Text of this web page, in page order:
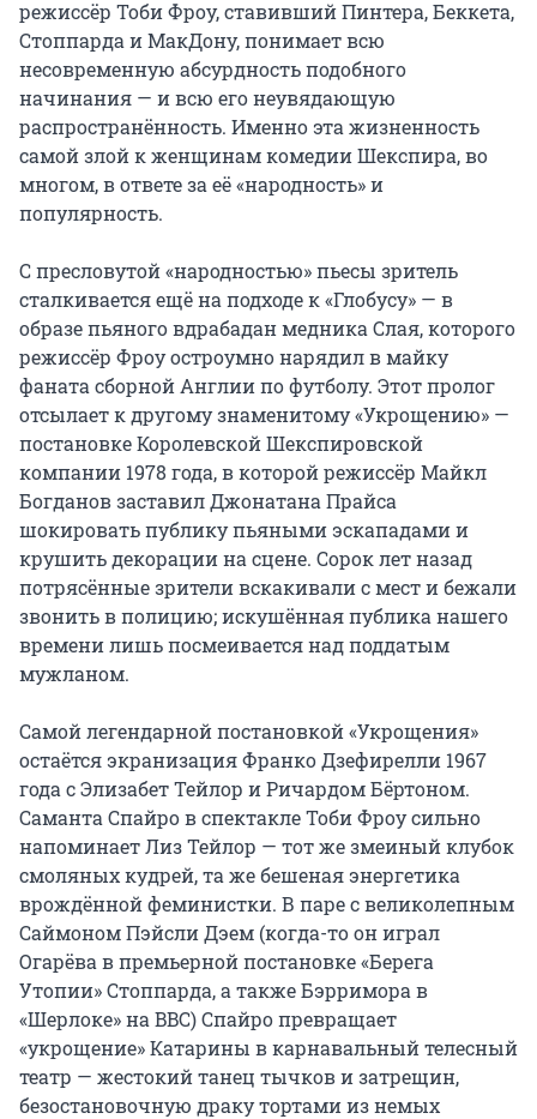
режиссёр Тоби Фроу, ставивший Пинтера, Беккета,
Стоппарда и МакДону, понимает всю
несовременную абсурдность подобного
начинания — и всю его неувядающую
распространённость. Именно эта жизненность
самой злой к женщинам комедии Шекспира, во
многом, в ответе за её «народность» и
популярность.
С пресловутой «народностью» пьесы зритель
сталкивается ещё на подходе к «Глобусу» — в
образе пьяного вдрабадан медника Слая, которого
режиссёр Фроу остроумно нарядил в майку
фаната сборной Англии по футболу. Этот пролог
отсылает к другому знаменитому «Укрощению» —
постановке Королевской Шекспировской
компании 1978 года, в которой режиссёр Майкл
Богданов заставил Джонатана Прайса
шокировать публику пьяными эскападами и
крушить декорации на сцене. Сорок лет назад
потрясённые зрители вскакивали с мест и бежали
звонить в полицию; искушённая публика нашего
времени лишь посмеивается над поддатым
мужланом.
Самой легендарной постановкой «Укрощения»
остаётся экранизация Франко Дзефирелли 1967
года с Элизабет Тейлор и Ричардом Бёртоном.
Саманта Спайро в спектакле Тоби Фроу сильно
напоминает Лиз Тейлор — тот же змеиный клубок
смоляных кудрей, та же бешеная энергетика
врождённой феминистки. В паре с великолепным
Саймоном Пэйсли Дэем (когда-то он играл
Огарёва в премьерной постановке «Берега
Утопии» Стоппарда, а также Бэрримора в
«Шерлоке» на BBC) Спайро превращает
«укрощение» Катарины в карнавальный телесный
театр — жестокий танец тычков и затрещин,
безостановочную драку тортами из немых